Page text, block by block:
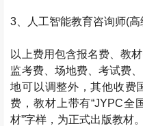
3 人工智能教育咨询师(高
以上费用包含报名费、教
监考费、场地费、考试费
地可以调整外，其他收费
费，教材上带有“JYPC全
材”字样，为正式出版教材。